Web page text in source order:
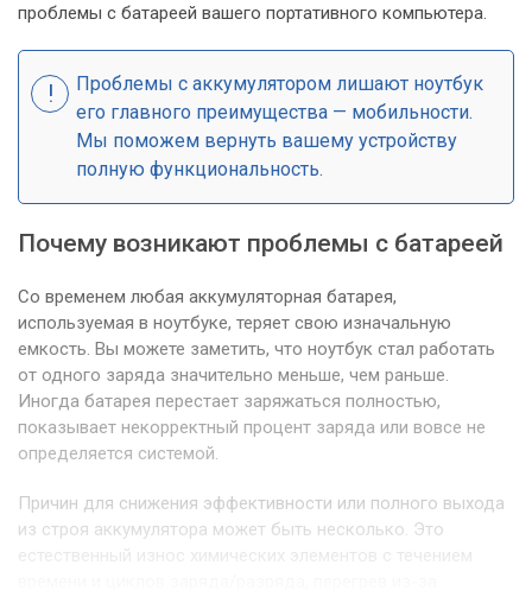
проблемы с батареей вашего портативного компьютера.
Проблемы с аккумулятором лишают ноутбук
его главного преимущества — мобильности.
Мы поможем вернуть вашему устройству
полную функциональность.
Почему возникают проблемы с батареей
Со временем любая аккумуляторная батарея,
используемая в ноутбуке, теряет свою изначальную
емкость. Вы можете заметить, что ноутбук стал работать
от одного заряда значительно меньше, чем раньше.
Иногда батарея перестает заряжаться полностью,
показывает некорректный процент заряда или вовсе не
определяется системой.
Причин для снижения эффективности или полного выхода
из строя аккумулятора может быть несколько. Это
естественный износ химических элементов с течением